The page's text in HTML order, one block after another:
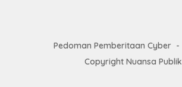
Pedoman Pemberitaan Cyber
Copyright Nuansa Publik